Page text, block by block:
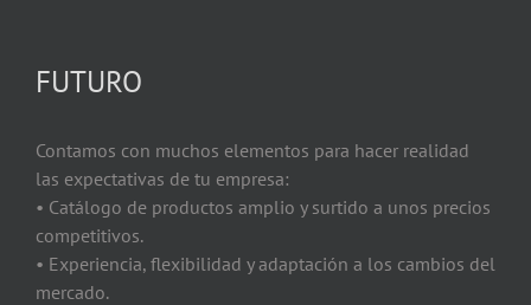
FUTURO
Contamos con muchos elementos para hacer realidad
las expectativas de tu empresa:
• Catálogo de productos amplio y surtido a unos precios
competitivos.
• Experiencia, flexibilidad y adaptación a los cambios del
mercado.